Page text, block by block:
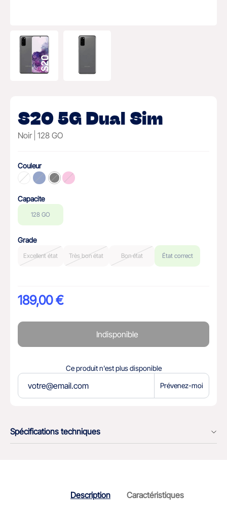
S20 5G Dual Sim
Noir 128 GO
Couleur
Capacite
128 GO
Grade
Excellent état Très bon état Bon état État correct
189,00 €
Indisponible
Ce produit n'est plus disponible
Prévenez-moi
Spécifications techniques
Description Caractéristiques